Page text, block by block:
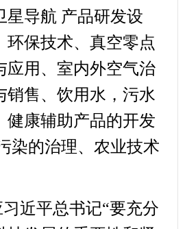
星导航 产品研发设
环保技术、真空零点
应用、室内外空气治
销售、饮用水，污水
健康辅助产品的开发
染的治理、农业技术
近平总书记“要充分